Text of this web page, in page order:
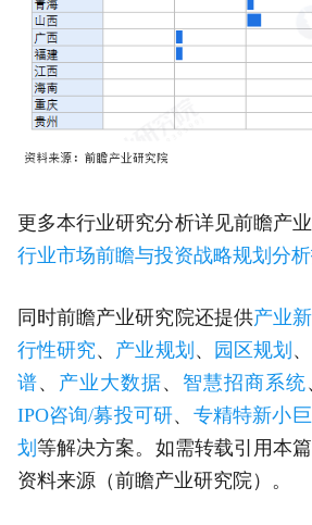
更多本行业研究分析详见前瞻产
行业市场前瞻与投资战略规划分
同时前瞻产业研究院还提供产业
行性研究、 产业规划 、 园区规划 、
谱、 产业大数据、 智慧招商系统
IPO咨询/募投可研、 专精特新小
划 等解决方案。如需转载引用本
资料来源（前瞻产业研究院）。